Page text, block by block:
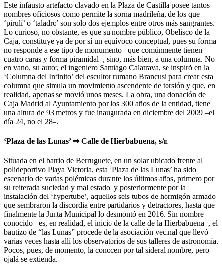
Este infausto artefacto clavado en la Plaza de Castilla posee tantos
nombres oficiosos como permite la sorna madrileña, de los que
‘pirulí’ o ‘taladro’ son solo dos ejemplos entre otros más sangrantes.
Lo curioso, no obstante, es que su nombre público, Obelisco de la
Caja, constituye ya de por sí un equívoco conceptual, pues su forma
no responde a ese tipo de monumento –que comúnmente tienen
cuatro caras y forma piramidal–, sino, más bien, a una columna. No
en vano, su autor, el ingeniero Santiago Calatrava, se inspiró en la
‘Columna del Infinito’ del escultor rumano Brancusi para crear esta
columna que simula un movimiento ascendente de torsión y que, en
realidad, apenas se movió unos meses. La obra, una donación de
Caja Madrid al Ayuntamiento por los 300 años de la entidad, tiene
una altura de 93 metros y fue inaugurada en diciembre del 2009 –el
día 24, no el 28–.
‘Plaza de las Lunas’ ⇒ Calle de Hierbabuena, s/n
Situada en el barrio de Berruguete, en un solar ubicado frente al
polideportivo Playa Victoria, esta ‘Plaza de las Lunas’ ha sido
escenario de varias polémicas durante los últimos años, primero por
su reiterada suciedad y mal estado, y posteriormente por la
instalación del ‘hypertube’, aquellos seis tubos de hormigón armado
que sembraron la discordia entre partidarios y detractores, hasta que
finalmente la Junta Municipal lo desmontó en 2016. Sin nombre
conocido –es, en realidad, el inicio de la calle de la Hierbabuena–, el
bautizo de “las Lunas” procede de la asociación vecinal que llevó
varias veces hasta allí los observatorios de sus talleres de astronomía.
Pocos, pues, de momento, la conocen por tal sideral nombre, pero
ojalá se extienda.